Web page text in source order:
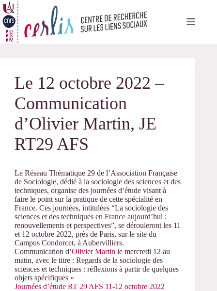
Passer
au
contenu
Le 12 octobre 2022 –
Communication
d’Olivier Martin, JE
RT29 AFS
Le Réseau Thématique 29 de l’Association Française
de Sociologie, dédié à la sociologie des sciences et des
techniques, organise des journées d’étude visant à
faire le point sur la pratique de cette spécialité en
France. Ces journées, intitulées “La sociologie des
sciences et des techniques en France aujourd’hui :
renouvellements et perspectives”, se dérouleront les 11
et 12 octobre 2022, près de Paris, sur le site du
Campus Condorcet, à Aubervilliers.
Communication d’Olivier Martin le mercredi 12 au
matin, avec le titre : Regards de la sociologie des
sciences et techniques : réflexions à partir de quelques
objets spécifiques »
Journées d’étude RT 29 AFS 11-12 octobre 2022